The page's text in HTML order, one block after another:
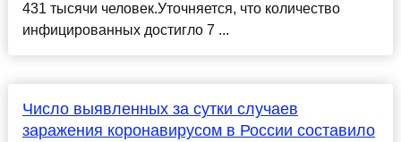
431 тысячи человек.Уточняется, что количество
инфицированных достигло 7 ...
Число выявленных за сутки случаев
заражения коронавирусом в России составило